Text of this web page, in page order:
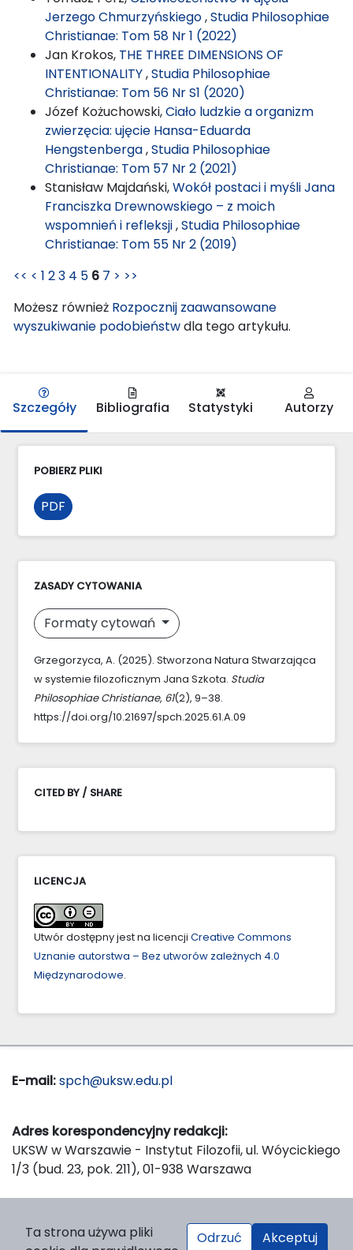
Jerzego Chmurzyńskiego,Studia Philosophiae
Christianae: Tom 58 Nr 1 (2022)
Jan Krokos, THE THREE DIMENSIONS OF
INTENTIONALITY,Studia Philosophiae
Christianae: Tom 56 Nr S1 (2020)
Józef Kożuchowski,Ciało ludzkie a organizm
zwierzęcia: ujęcie Hansa-Eduarda
Hengstenberga,Studia Philosophiae
Christianae: Tom 57 Nr 2 (2021)
Stanisław Majdański,Wokół postaci i myśli Jana
Franciszka Drewnowskiego – z moich
wspomnień i refleksji,Studia Philosophiae
Christianae: Tom 55 Nr 2 (2019)
<< < 1 23 4 5 6 7 > >>
Możesz również Rozpocznij zaawansowane
wyszukiwanie podobieństwdla tego artykułu.
Szczegóły Bibliografia Statystyki Autorzy
POBIERZ PLIKI
PDF
ZASADY CYTOWANIA
Formaty cytowań
Grzegorzyca, A. (2025). Stworzona Natura Stwarzająca
w systemie filozoficznym Jana Szkota. Studia
Philosophiae Christianae, 61(2), 9–38.
https://doi.org/10.21697/spch.2025.61.A.09
CITED BY / SHARE
LICENCJA
Utwór dostępny jest na licencji Creative Commons
Uznanie autorstwa – Bez utworów zależnych 4.0
Międzynarodowe.
E-mail:spch@uksw.edu.pl
Adres korespondencyjny redakcji:
UKSW w Warszawie - Instytut Filozofii, ul. Wóycickiego
1/3 (bud. 23, pok. 211), 01-938 Warszawa
Wydawnictwo Naukowe UKSW, ul. Dewajtis 5, domek
Ta strona używa pliki
Odrzuć Akceptuj